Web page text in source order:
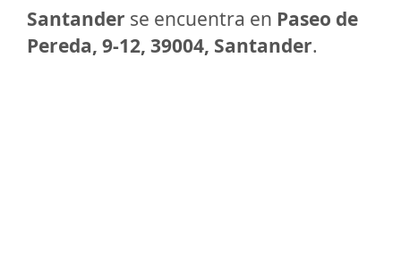
Santander se encuentra en Paseo de
Pereda, 9-12, 39004, Santander.